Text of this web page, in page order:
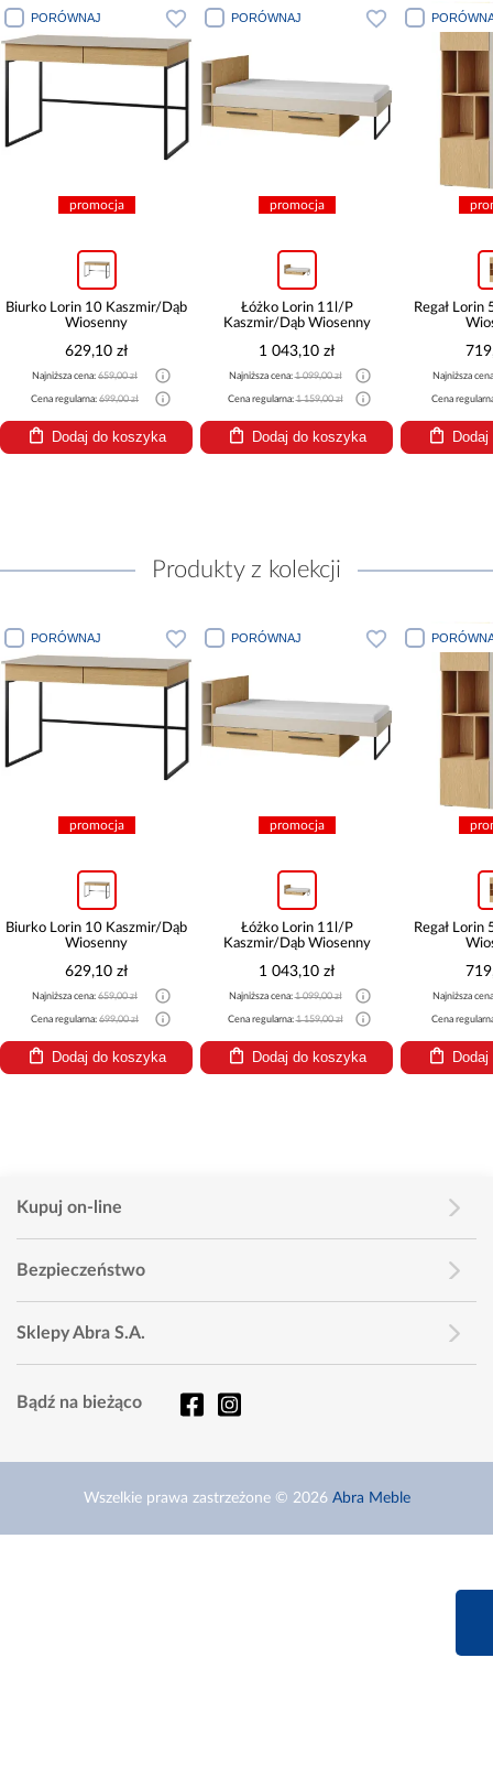
PORÓWNAJ
promocja
Biurko Lorin 10 Kaszmir/Dąb
Wiosenny
629,10 zł
Najniższa cena: 659,00 zł
Cena regularna: 699,00 zł
Dodaj do koszyka
PORÓWNAJ
promocja
Łóżko Lorin 11l/P
Kaszmir/Dąb Wiosenny
1 043,10 zł
Najniższa cena:1 099,00 zł
Cena regularna:1 159,00 zł
Dodaj do koszyka
Regał Lorin
Najniższa
Cena
Produkty z kolekcji
PORÓWNAJ
promocja
Biurko Lorin 10 Kaszmir/Dąb
Wiosenny
629,10 zł
Najniższa cena: 659,00 zł
Cena regularna: 699,00 zł
Dodaj do koszyka
PORÓWNAJ
promocja
Łóżko Lorin 11l/P
Kaszmir/Dąb Wiosenny
1 043,10 zł
Najniższa cena:1 099,00 zł
Cena regularna:1 159,00 zł
Dodaj do koszyka
Regał Lorin
Najniższa
Cena
Kupuj on-line
Bezpieczeństwo
Sklepy Abra S.A.
Bądź na bieżąco
Wszelkie prawa zastrzeżone © 2026 Abra Meble